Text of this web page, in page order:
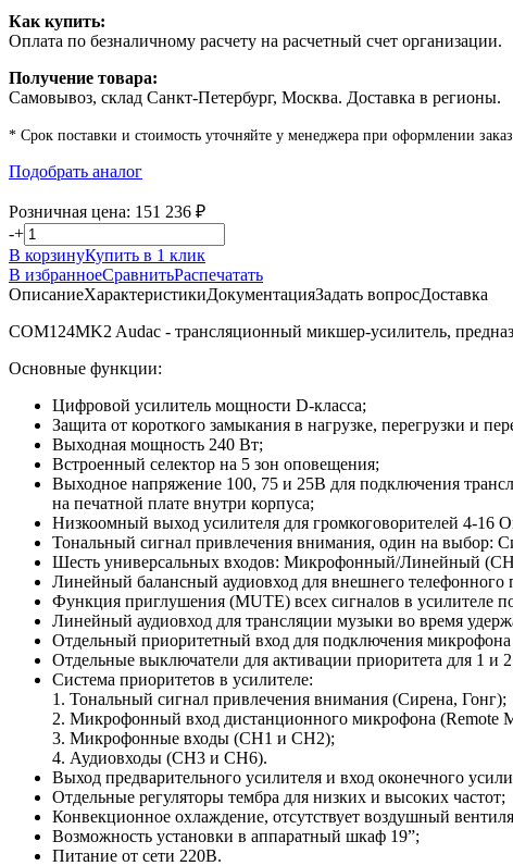
Как купить:
Оплата по безналичному расчету на расчетный счет организации.
Получение товара:
Самовывоз, склад Санкт-Петербург, Москва. Доставка в регионы.
* Срок поставки и стоимость уточняйте у менеджера при оформлении
Подобрать аналог
Розничная цена: 151 236 ₽
-+
В корзинуКупить в 1 клик
В избранноеСравнитьРаспечатать
ОписаниеХарактеристикиДокументацияЗадать вопросДоставка
COM124MK2 Audac - трансляционный микшер-усилитель,
Основные функции:
Цифровой усилитель мощности D-класса;
Защита от короткого замыкания в нагрузке, перегрузки и
Выходная мощность 240 Вт;
Встроенный селектор на 5 зон оповещения;
Выходное напряжение 100, 75 и 25В для подключения
на печатной плате внутри корпуса;
Низкоомный выход усилителя для громкоговорителей 4-16
Тональный сигнал привлечения внимания, один на выбор:
Шесть универсальных входов: Микрофонный/Линейный
Линейный балансный аудиовход для внешнего телефонного
Функция приглушения (MUTE) всех сигналов в усилителе
Линейный аудиовход для трансляции музыки во время
Отдельный приоритетный вход для подключения микрофона
Отдельные выключатели для активации приоритета для 1 и 2
Система приоритетов в усилителе:
1. Тональный сигнал привлечения внимания (Сирена, Гонг);
2. Микрофонный вход дистанционного микрофона (Remote
3. Микрофонные входы (CH1 и CH2);
4. Аудиовходы (CH3 и CH6).
Выход предварительного усилителя и вход оконечного
Отдельные регуляторы тембра для низких и высоких частот;
Конвекционное охлаждение, отсутствует воздушный
Возможность установки в аппаратный шкаф 19”;
Питание от сети 220В.